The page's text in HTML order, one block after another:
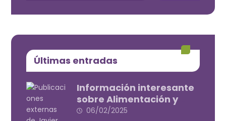
Últimas entradas
Información interesante
sobre Alimentación y
dietas
06/02/2025